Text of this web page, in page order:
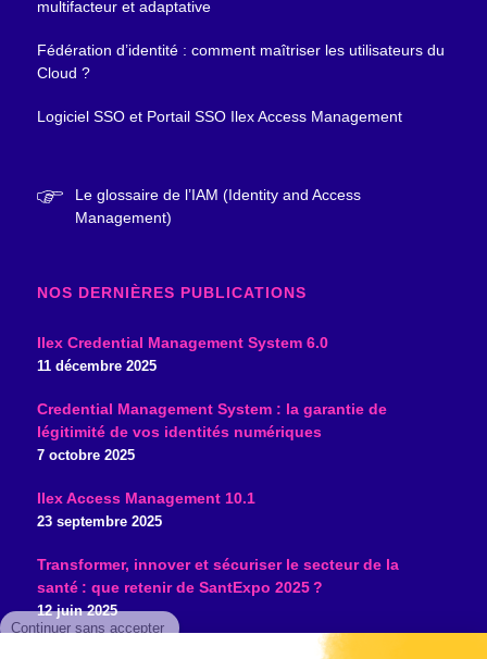
Continuer sans accepter
multifacteur et adaptative
Fédération d’identité : comment maîtriser les utilisateurs du
Cloud ?
Logiciel SSO et Portail SSO Ilex Access Management
Le glossaire de l’IAM (Identity and Access
Management)
NOS DERNIÈRES PUBLICATIONS
Ilex Credential Management System 6.0
11 décembre 2025
Credential Management System : la garantie de
légitimité de vos identités numériques
7 octobre 2025
Ilex Access Management 10.1
23 septembre 2025
Transformer, innover et sécuriser le secteur de la
santé : que retenir de SantExpo 2025 ?
12 juin 2025